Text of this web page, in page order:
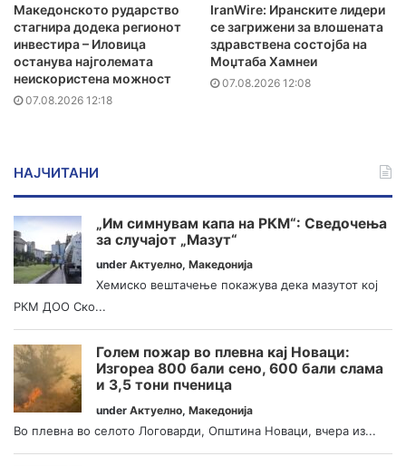
Македонското рударство
стагнира додека регионот
инвестира – Иловица
останува најголемата
неискористена можност
07.08.2026 12:18
IranWire: Иранските лидери
се загрижени за влошената
здравствена состојба на
Моџтаба Хамнеи
07.08.2026 12:08
НАЈЧИТАНИ
„Им симнувам капа на РКМ“: Сведочења
за случајот „Мазут“
under Актуелно, Македонија
Хемиско вештачење покажува дека мазутот кој
РКМ ДОО Ско...
Голем пожар во плевна кај Новаци:
Изгореа 800 бали сено, 600 бали слама
и 3,5 тони пченица
under Актуелно, Македонија
Во плевна во селото Логоварди, Општина Новаци, вчера из...